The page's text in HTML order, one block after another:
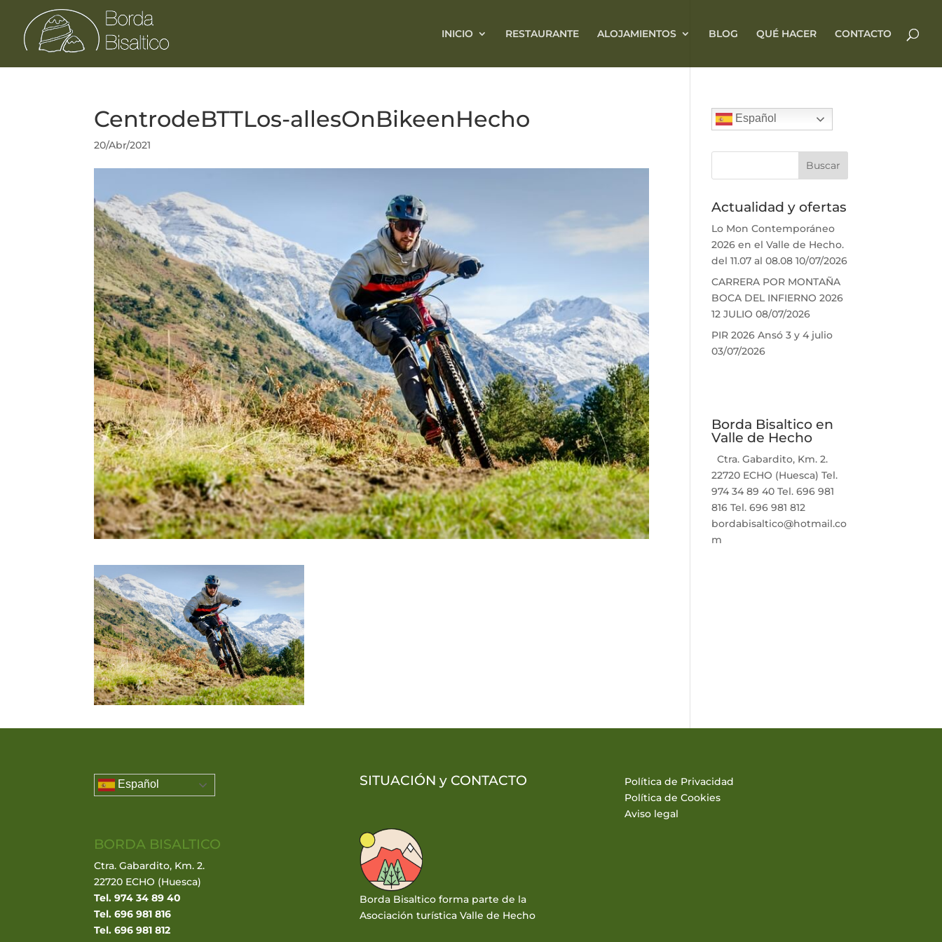
INICIO RESTAURANTE ALOJAMIENTOS BLOG QUÉ HACER CONTACTO
CentrodeBTTLos-allesOnBikeenHecho
20/Abr/2021
Español
Actualidad y ofertas
Lo Mon Contemporáneo
2026 en el Valle de Hecho.
del 11.07 al 08.08 10/07/2026
CARRERA POR MONTAÑA
BOCA DEL INFIERNO 2026
12 JULIO 08/07/2026
PIR 2026 Ansó 3 y 4 julio
03/07/2026
Borda Bisaltico en
Valle de Hecho
Ctra. Gabardito, Km. 2.
22720 ECHO (Huesca) Tel.
974 34 89 40 Tel. 696 981
816 Tel. 696 981 812
bordabisaltico@hotmail.co
m
Español
BORDA BISALTICO
Ctra. Gabardito, Km. 2.
22720 ECHO (Huesca)
Tel. 974 34 89 40
Tel. 696 981 816
Tel. 696 981 812
SITUACIÓN y CONTACTO
Borda Bisaltico forma parte de la
Asociación turística Valle de Hecho
Política de Privacidad
Política de Cookies
Aviso legal